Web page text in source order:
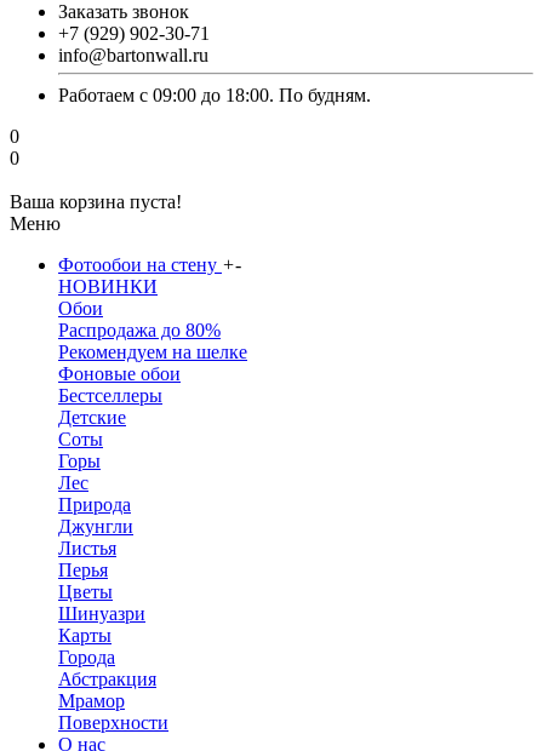
Заказать звонок
+7 (929) 902-30-71
info@bartonwall.ru
Работаем с 09:00 до 18:00. По будням.
0
0
Ваша корзина пуста!
Меню
Фотообои на стену +-
НОВИНКИ
Обои
Распродажа до 80%
Рекомендуем на шелке
Фоновые обои
Бестселлеры
Детские
Соты
Горы
Лес
Природа
Джунгли
Листья
Перья
Цветы
Шинуазри
Карты
Города
Абстракция
Мрамор
Поверхности
О нас